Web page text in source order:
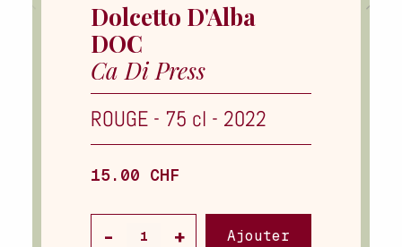
Dolcetto D'Alba
DOC
Ca Di Press
ROUGE - 75 cl - 2022
15.00 CHF
Ajouter